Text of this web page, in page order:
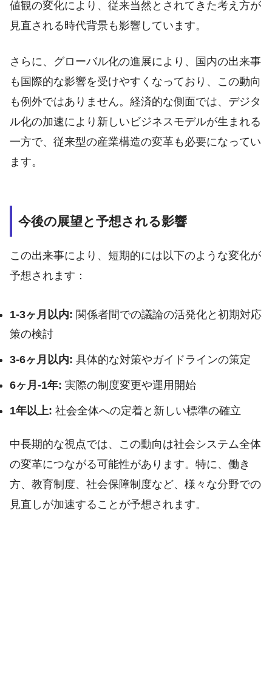
値観の変化により、従来当然とされてきた考え方が
見直される時代背景も影響しています。
さらに、グローバル化の進展により、国内の出来事
も国際的な影響を受けやすくなっており、この動向
も例外ではありません。経済的な側面では、デジタ
ル化の加速により新しいビジネスモデルが生まれる
一方で、従来型の産業構造の変革も必要になってい
ます。
今後の展望と予想される影響
この出来事により、短期的には以下のような変化が
予想されます：
1-3ヶ月以内: 関係者間での議論の活発化と初期対応
策の検討
3-6ヶ月以内: 具体的な対策やガイドラインの策定
6ヶ月-1年: 実際の制度変更や運用開始
1年以上: 社会全体への定着と新しい標準の確立
中長期的な視点では、この動向は社会システム全体
の変革につながる可能性があります。特に、働き
方、教育制度、社会保障制度など、様々な分野での
見直しが加速することが予想されます。